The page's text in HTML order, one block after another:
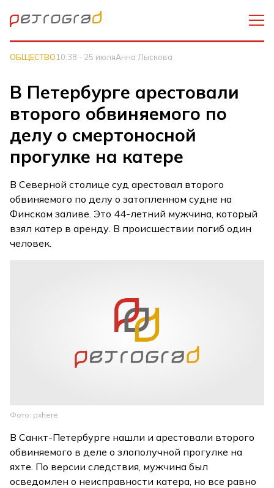
ОБЩЕСТВО10:38 - 25 июляАнна Лыскова
В Петербурге арестовали
второго обвиняемого по
делу о смертоносной
прогулке на катере
В Северной столице суд арестовал второго
обвиняемого по делу о затопленном судне на
Финском заливе. Это 44-летний мужчина, который
взял катер в аренду. В происшествии погиб один
человек.
Фото: pxhere
В Санкт-Петербурге нашли и арестовали второго
обвиняемого в деле о злополучной прогулке на
яхте. По версии следствия, мужчина был
осведомлен о неисправности катера, но все равно